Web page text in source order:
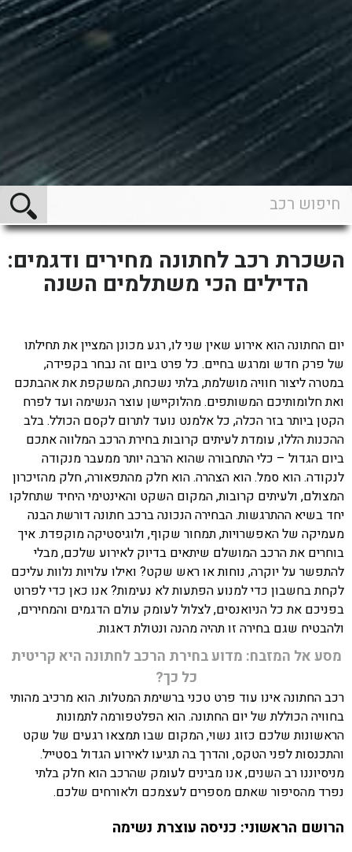
השכרת רכב לחתונה מחירים ודגמים:
הדילים הכי משתלמים השנה
יום החתונה הוא אירוע שאין שני לו, רגע מכונן המציין את תחילתו
של פרק חדש ומרגש בחיים. כל פרט ביום זה נבחר בקפידה,
במטרה ליצור חוויה מושלמת, בלתי נשכחת, המשקפת את אהבתכם
ואת חלומותיכם המשותפים. מהלוקיישן עוצר הנשימה ועד לפרח
הקטן ביותר בזר הכלה, כל אלמנט נועד לתרום לקסם הכולל. בלב
ההכנות הללו, עומדת לעיתים קרובות בחירת הרכב המלווה אתכם
ביום הגדול – כלי התחבורה שהוא הרבה יותר ממעבר מנקודה
לנקודה. הוא סמל. הוא הצהרה. הוא חלק מהתפאורה, חלק מהזיכרון
המצולם, ולעיתים קרובות, המקום השקט והאינטימי היחיד שתחלקו
יחד בשיא ההתרגשות. הבחירה הנכונה ברכב חתונה דורשת הבנה
מעמיקה של האפשרויות, תמחור שקוף, ולוגיסטיקה מוקפדת. איך
בוחרים את הרכב המושלם שיתאים בדיוק לאירוע שלכם, מבלי
להתפשר על יוקרה, נוחות או ראש שקט? ואילו עלויות נלוות עליכם
לקחת בחשבון כדי למנוע הפתעות לא נעימות? אנו כאן כדי לפרוט
בפניכם את כל הניואנסים, לצלול לעומק עולם הדגמים והמחירים,
ולהבטיח שגם בחירה זו תהיה מהנה ונטולת דאגות.
מסע אל המזבח: מדוע בחירת הרכב לחתונה היא קריטית
כל כך?
רכב החתונה אינו עוד פרט טכני ברשימת המטלות. הוא מרכיב מהותי
בחוויה הכוללת של יום החתונה. הוא הפלטפורמה לתמונות
הראשונות שלכם כזוג נשוי, המקום שבו תמצאו רגעים של שקט
והתכנסות לפני הטקס, והדרך בה תגיעו לאירוע הגדול בסטייל.
מניסיוננו רב השנים, אנו מבינים לעומק שהרכב הוא חלק בלתי
נפרד מהסיפור שאתם מספרים לעצמכם ולאורחים שלכם.
הרושם הראשוני: כניסה עוצרת נשימה